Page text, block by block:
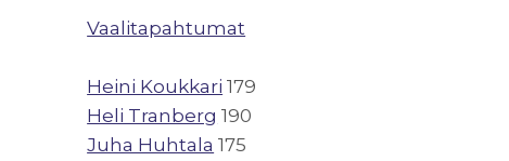
Vaalitapahtumat
Heini Koukkari 179
Heli Tranberg 190
Juha Huhtala 175